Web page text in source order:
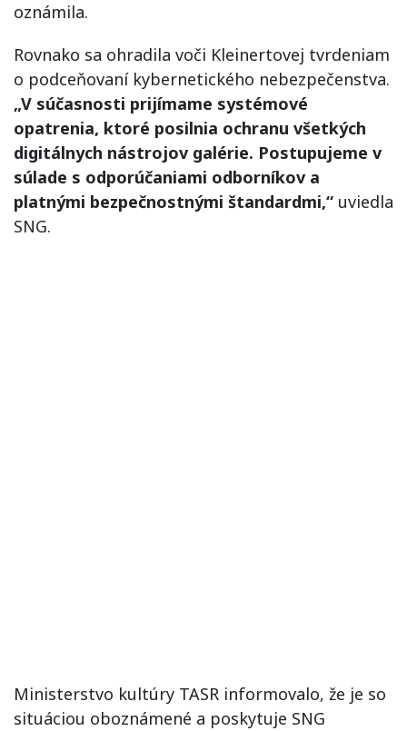
oznámila.
Rovnako sa ohradila voči Kleinertovej tvrdeniam
o podceňovaní kybernetického nebezpečenstva.
„V súčasnosti prijímame systémové
opatrenia, ktoré posilnia ochranu všetkých
digitálnych nástrojov galérie. Postupujeme v
súlade s odporúčaniami odborníkov a
platnými bezpečnostnými štandardmi,“ uviedla
SNG.
Ministerstvo kultúry TASR informovalo, že je so
situáciou oboznámené a poskytuje SNG